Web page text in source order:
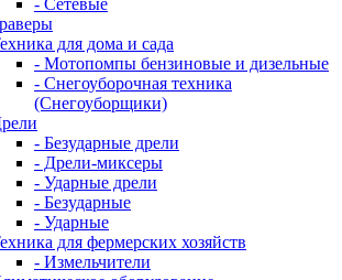
- Сетевые
для дома и сада
- Мотопомпы бензиновые и дизельные
- Снегоуборочная техника
(Снегоуборщики)
- Безударные дрели
- Дрели-миксеры
- Ударные дрели
- Безударные
- Ударные
для фермерских хозяйств
- Измельчители